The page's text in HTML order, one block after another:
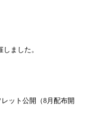
ました。
ット公開（8月配布開